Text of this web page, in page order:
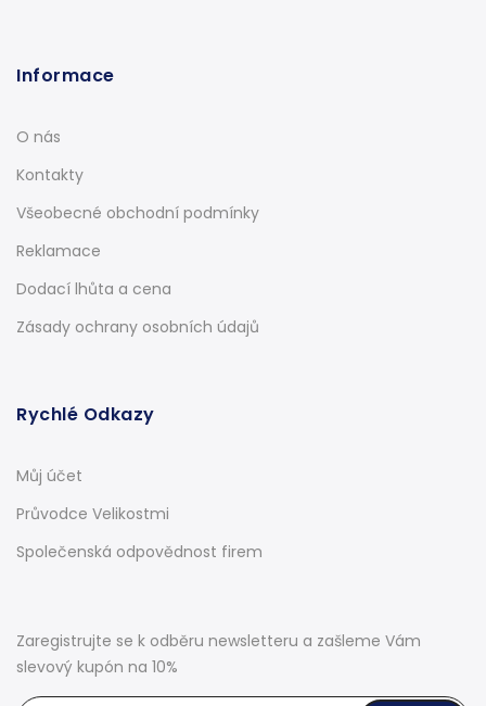
Informace
O nás
Kontakty
Všeobecné obchodní podmínky
Reklamace
Dodací lhůta a cena
Zásady ochrany osobních údajů
Rychlé Odkazy
Můj účet
Průvodce Velikostmi
Společenská odpovědnost firem
Zaregistrujte se k odběru newsletteru a zašleme Vám
slevový kupón na 10%